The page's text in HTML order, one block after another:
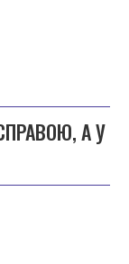
А У